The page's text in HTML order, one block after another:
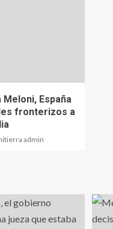
España
fronterizos a
admin